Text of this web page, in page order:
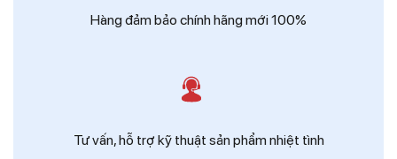
Hàng đảm bảo chính hãng mới 100%
Tư vấn, hỗ trợ kỹ thuật sản phẩm nhiệt tình